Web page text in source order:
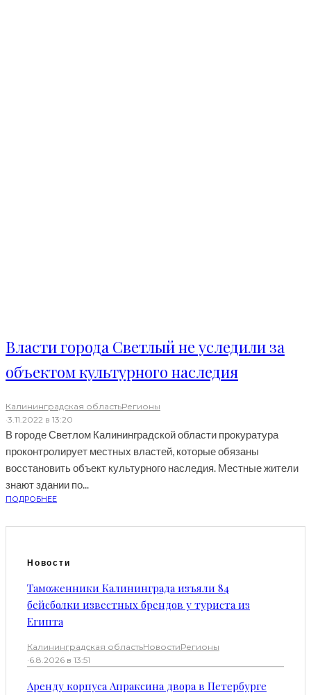
Власти города Светлый не уследили за
объектом культурного наследия
Калининградская областьРегионы
·3.11.2022 в 13:20
В городе Светлом Калининградской области прокуратура
проконтролирует местных властей, которые обязаны
восстановить объект культурного наследия. Местные жители
знают здании по...
ПОДРОБНЕЕ
Новости
Таможенники Калининграда изъяли 84
бейсболки известных брендов у туриста из
Египта
Калининградская областьНовостиРегионы
·6.8.2026 в 13:51
Аренду корпуса Апраксина двора в Петербурге